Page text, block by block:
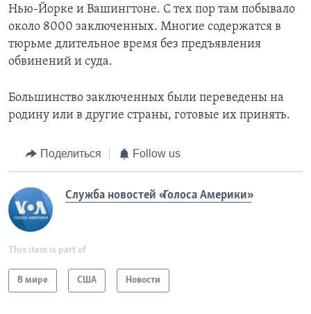
Нью-Йорке и Вашингтоне. С тех пор там побывало
около 8000 заключенных. Многие содержатся в
тюрьме длительное время без предъявления
обвинений и суда.
Большинство заключенных были переведены на
родину или в другие страны, готовые их принять.
Поделиться Follow us
Служба новостей «Голоса Америки»
This item is part of
В мире США Новости